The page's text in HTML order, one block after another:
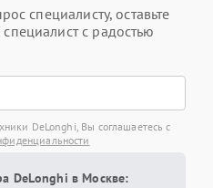
специалисту, оставьте
с радостью
DeLonghi, Вы соглашаетесь с
DeLonghi в Москве: